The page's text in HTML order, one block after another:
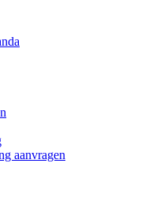
aanvragen